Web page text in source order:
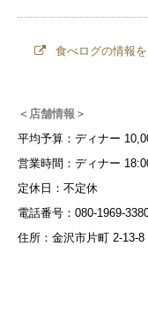
食べログの情報
＜店舗情報＞
平均予算：ディナー
営業時間：ディナー
定休日：不定休
電話番号：080-1969-
住所：金沢市片町 2-13-